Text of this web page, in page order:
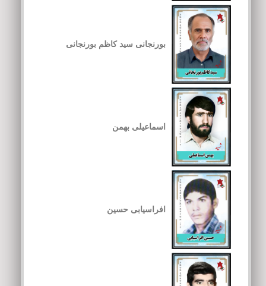
بورنجانی سید کاظم بورنجانی
اسماعیلی بهمن
افراسیابی حسین